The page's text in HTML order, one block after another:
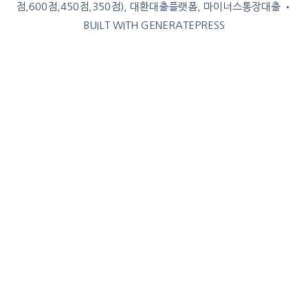
점,600점,450점,350점), 대환대출플랫폼, 마이너스통장대출 •
BUILT WITH GENERATEPRESS